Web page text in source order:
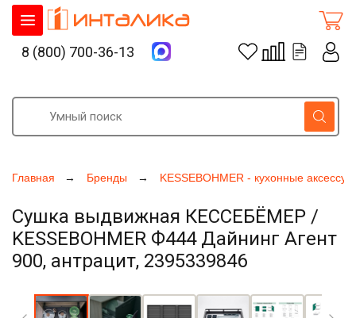
Главная Бренды KESSEBOHMER - кухонные
Сушка выдвижная КЕССЕБЁМЕР /
KESSEBOHMER Ф444 Дайнинг Агент
900, антрацит, 2395339846
8 (800) 700-36-13